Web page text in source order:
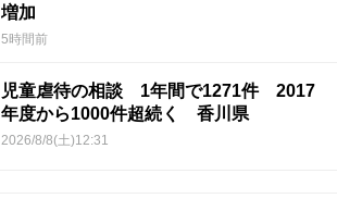
増加
5時間前
児童虐待の相談 1年間で1271件 2017
年度から1000件超続く 香川県
2026/8/8(土)12:31